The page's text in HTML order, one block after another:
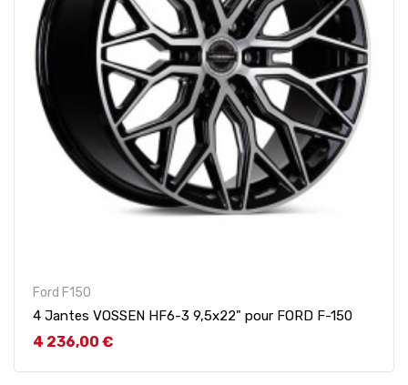
Ford F150
4 Jantes VOSSEN HF6-3 9,5x22" pour FORD F-150
Prix
4 236,00 €